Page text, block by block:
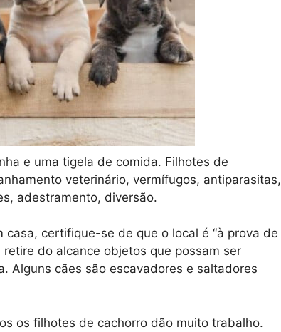
e uma tigela de comida. Filhotes de
veterinário, vermífugos, antiparasitas,
adestramento, diversão.
certifique-se de que o local é “à prova de
do alcance objetos que possam ser
Alguns cães são escavadores e saltadores
os filhotes de cachorro dão muito trabalho.